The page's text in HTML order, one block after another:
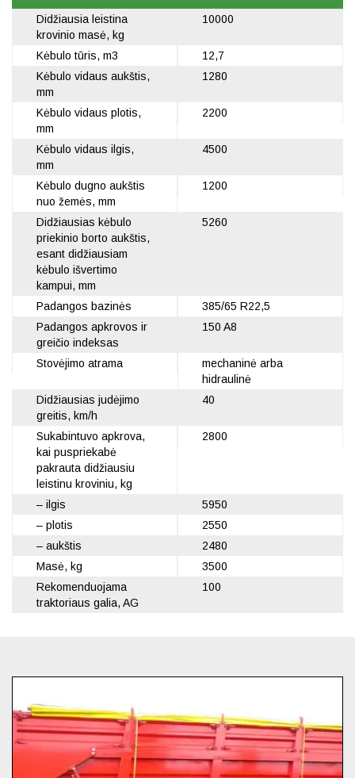
Didžiausia leistina
krovinio masė, kg
Kėbulo tūris, m3
Kėbulo vidaus aukštis,
mm
Kėbulo vidaus plotis,
mm
Kėbulo vidaus ilgis,
mm
Kėbulo dugno aukštis
nuo žemės, mm
Didžiausias kėbulo
priekinio borto aukštis,
esant didžiausiam
kėbulo išvertimo
kampui, mm
Padangos bazinės
Padangos apkrovos ir
greičio indeksas
Stovėjimo atrama
Didžiausias judėjimo
greitis, km/h
Sukabintuvo apkrova,
kai puspriekabė
pakrauta didžiausiu
leistinu kroviniu, kg
– ilgis
– plotis
– aukštis
Masė, kg
Rekomenduojama
traktoriaus galia, AG
10000
12,7
1280
2200
4500
1200
5260
385/65 R22,5
150 A8
mechaninė arba
hidraulinė
40
2800
5950
2550
2480
3500
100